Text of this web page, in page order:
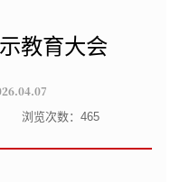
教育大会
浏览次数：465